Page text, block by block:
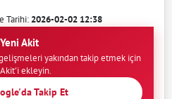
Tarihi:2026-02-02 12:38
Akit
yakından takip etmek için
ekleyin.
Takip Et